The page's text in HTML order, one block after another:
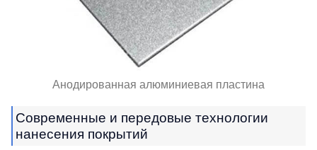
Анодированная алюминиевая пластина
Современные и передовые технологии
нанесения покрытий